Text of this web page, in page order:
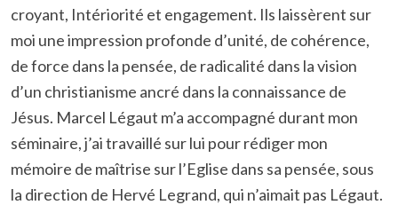
croyant, Intériorité et engagement. Ils laissèrent sur
moi une impression profonde d’unité, de cohérence,
de force dans la pensée, de radicalité dans la vision
d’un christianisme ancré dans la connaissance de
Jésus. Marcel Légaut m’a accompagné durant mon
séminaire, j’ai travaillé sur lui pour rédiger mon
mémoire de maîtrise sur l’Eglise dans sa pensée, sous
la direction de Hervé Legrand, qui n’aimait pas Légaut.